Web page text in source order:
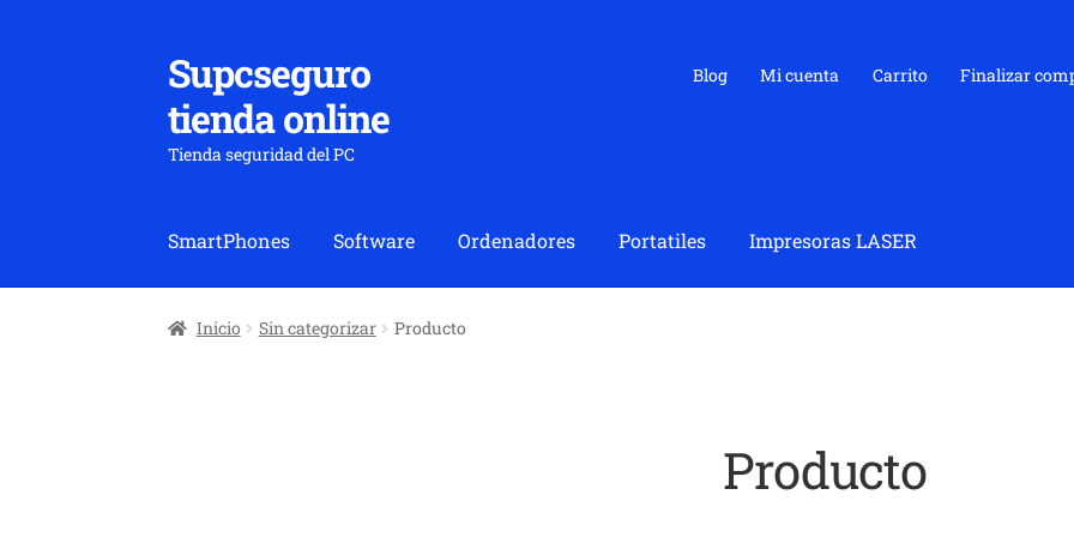
Ir
a
la
navegación
Ir
al
contenido
Supcseguro
tienda online
Tienda seguridad del PC
Blog Mi cuenta Carrito Finalizar
SmartPhones Software Ordenadores Portatiles Impresoras LASER
Inicio Sin categorizar Producto
Producto